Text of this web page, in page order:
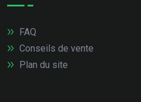
FAQ
Conseils de vente
Plan du site